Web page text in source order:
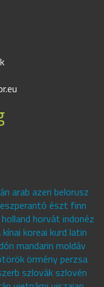
arab azeri belorusz
észt finn
horvát indonéz
koreai kurd latin
mandarin moldáv
örmény perzsa
szlovák szlovén